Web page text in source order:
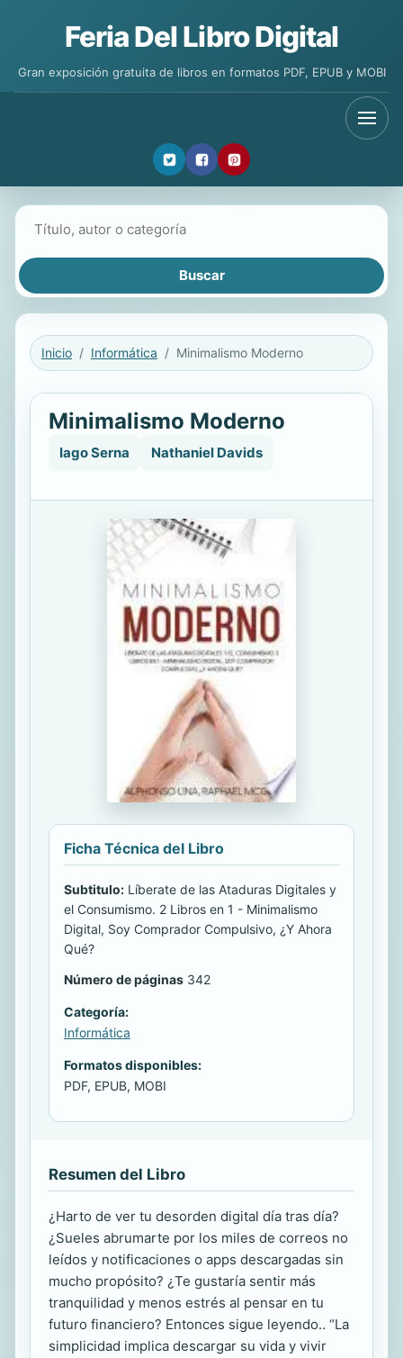
Feria Del Libro Digital
Gran exposición gratuita de libros en formatos PDF, EPUB y MOBI
Inicio Informática Minimalismo Moderno
Minimalismo Moderno
Iago Serna Nathaniel Davids
Ficha Técnica del Libro
Subtitulo: Líberate de las Ataduras Digitales y
el Consumismo. 2 Libros en 1 - Minimalismo
Digital, Soy Comprador Compulsivo, ¿Y Ahora
Qué?
Número de páginas 342
Categoría:
Informática
Formatos disponibles:
PDF, EPUB, MOBI
Resumen del Libro
¿Harto de ver tu desorden digital día tras día?
¿Sueles abrumarte por los miles de correos no
leídos y notificaciones o apps descargadas sin
mucho propósito? ¿Te gustaría sentir más
tranquilidad y menos estrés al pensar en tu
futuro financiero? Entonces sigue leyendo.. “La
simplicidad implica descargar su vida y vivir